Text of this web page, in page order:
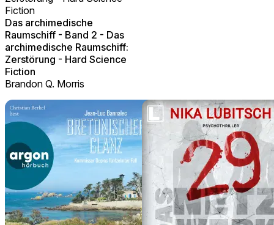
Fiction
Das archimedische
Raumschiff - Band 2 - Das
archimedische Raumschiff:
Zerstörung - Hard Science
Fiction
Brandon Q. Morris